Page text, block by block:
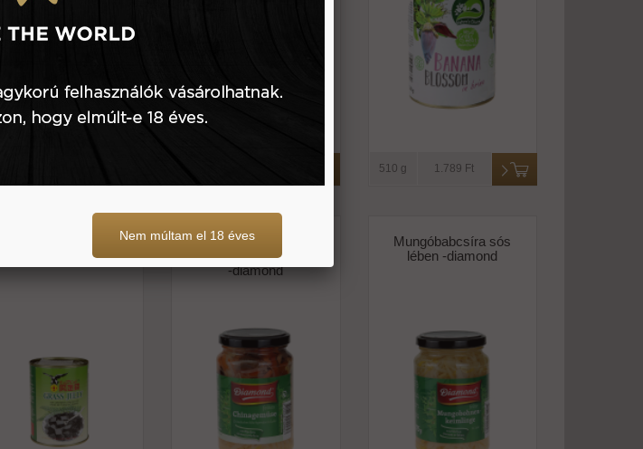
510 g 1.789 Ft
Grass jelly -eagle coin
Kínai vegyes zöldség
édes-savanyú-sós lében
-diamond
Mungóbabcsíra sós
lében -diamond
Nem múltam el 18 éves